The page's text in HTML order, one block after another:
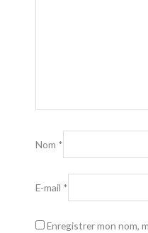
Nom *
E-mail *
Enregistrer mon nom,